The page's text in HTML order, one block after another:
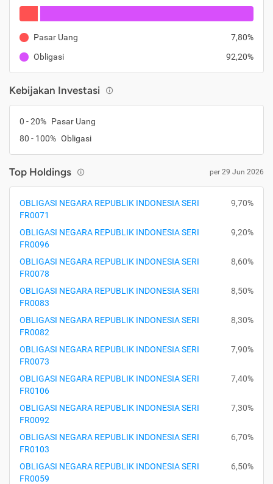
Pasar Uang
7,80%
Obligasi
92,20%
Kebijakan Investasi
0 - 20% Pasar Uang
80 - 100% Obligasi
Top Holdings per 29 Jun 2026
OBLIGASI NEGARA REPUBLIK INDONESIA SERI
FR0071
9,70%
OBLIGASI NEGARA REPUBLIK INDONESIA SERI
FR0096
9,20%
OBLIGASI NEGARA REPUBLIK INDONESIA SERI
FR0078
8,60%
OBLIGASI NEGARA REPUBLIK INDONESIA SERI
FR0083
8,50%
OBLIGASI NEGARA REPUBLIK INDONESIA SERI
FR0082
8,30%
OBLIGASI NEGARA REPUBLIK INDONESIA SERI
FR0073
7,90%
OBLIGASI NEGARA REPUBLIK INDONESIA SERI
FR0106
7,40%
OBLIGASI NEGARA REPUBLIK INDONESIA SERI
FR0092
7,30%
OBLIGASI NEGARA REPUBLIK INDONESIA SERI
FR0103
6,70%
OBLIGASI NEGARA REPUBLIK INDONESIA SERI
FR0059
6,50%